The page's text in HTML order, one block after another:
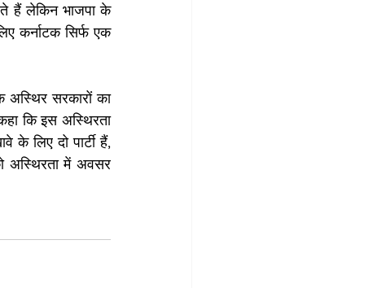
हैं लेकिन भाजपा के
कर्नाटक सिर्फ एक
अस्थिर सरकारों का
कि इस अस्थिरता
लिए दो पार्टी हैं,
अस्थिरता में अवसर